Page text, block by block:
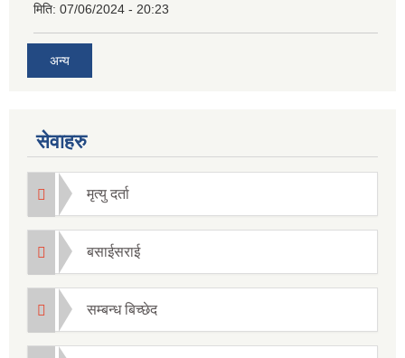
मिति: 07/06/2024 - 20:23
अन्य
सेवाहरु
मृत्यु दर्ता
बसाईसराई
सम्बन्ध बिच्छेद